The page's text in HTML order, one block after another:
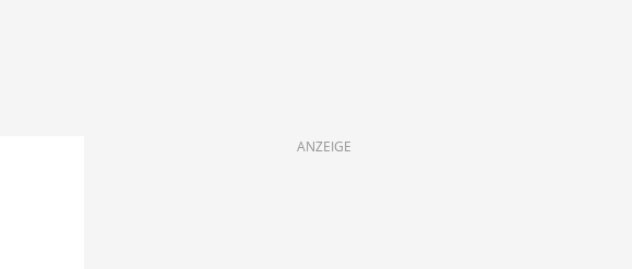
ANZEIGE